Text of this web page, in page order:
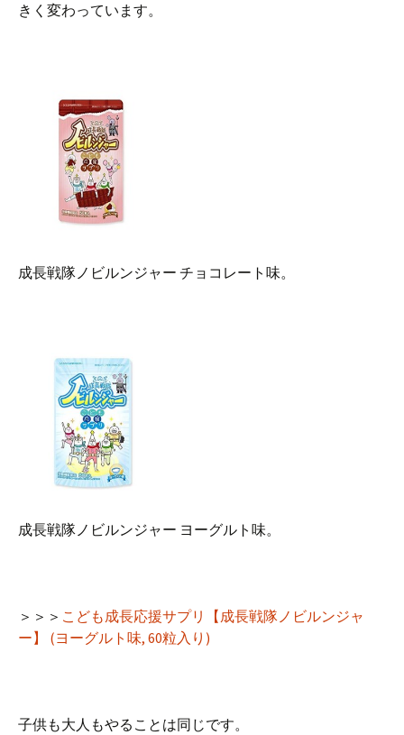
きく変わっています。
成長戦隊ノビルンジャー チョコレート味。
成長戦隊ノビルンジャー ヨーグルト味。
＞＞＞ こども成長応援サプリ【成長戦隊ノビルンジャ
ー】 (ヨーグルト味, 60粒入り)
子供も大人もやることは同じです。